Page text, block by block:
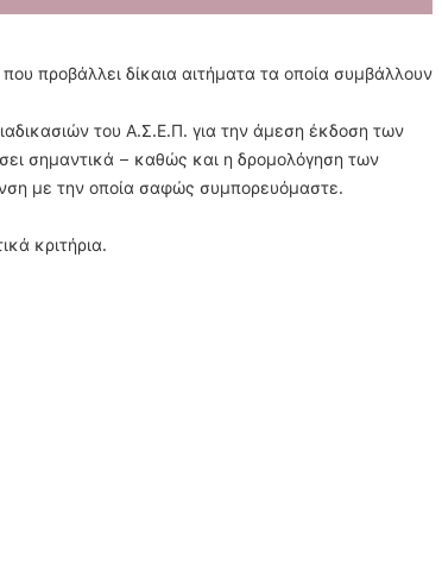
προβάλλει δίκαια αιτήματα τα οποία συμβάλλουν
του Α.Σ.Ε.Π. για την άμεση έκδοση των
σημαντικά – καθώς και η δρομολόγηση των
με την οποία σαφώς συμπορευόμαστε.
κριτήρια.